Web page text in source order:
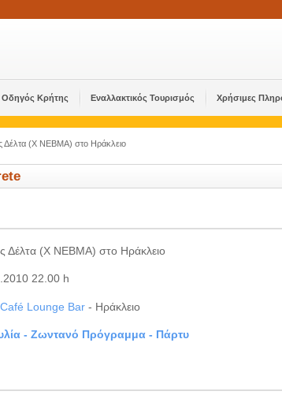
Οδηγός Κρήτης Εναλλακτικός Τουρισμός Χρήσιμες
Δέλτα (X ΝΕΒΜΑ) στο Ηράκλειο
Δέλτα (X ΝΕΒΜΑ) στο Ηράκλειο
22.00 h
Lounge Bar- Ηράκλειο
- Ζωντανό Πρόγραμμα - Πάρτυ